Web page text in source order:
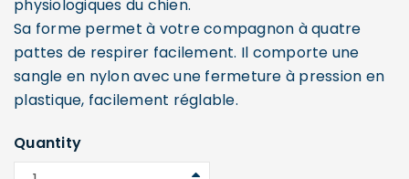
physiologiques du chien.
Sa forme permet à votre compagnon à quatre
pattes de respirer facilement. Il comporte une
sangle en nylon avec une fermeture à pression en
plastique, facilement réglable.
Quantity